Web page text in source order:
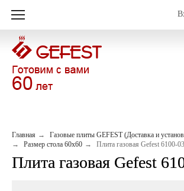
Главная
Газовые плиты GEFEST (Доставка и
Размер стола 60х60
Плита газовая Gefest 6100-
Плита газовая Gefest